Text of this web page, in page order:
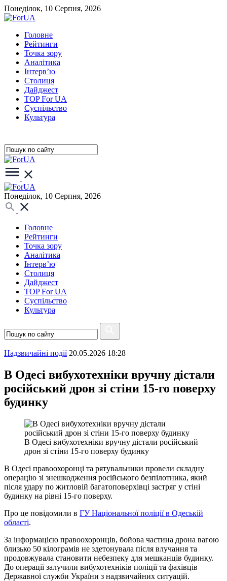
Понеділок, 10 Серпня, 2026
Головне
Рейтинги
Точка зору
Аналітика
Інтерв’ю
Столиця
Дайджест
TOP For UA
Суспiльство
Культура
Понеділок, 10 Серпня, 2026
Головне
Рейтинги
Точка зору
Аналітика
Інтерв’ю
Столиця
Дайджест
TOP For UA
Суспiльство
Культура
Надзвичайні події 20.05.2026 18:28
В Одесі вибухотехніки вручну дістали
російський дрон зі стіни 15-го поверху
будинку
В Одесі вибухотехніки вручну дістали російський
дрон зі стіни 15-го поверху будинку
В Одесі правоохоронці та рятувальники провели складну
операцію зі знешкодження російського безпілотника, який
після удару по житловій багатоповерхівці застряг у стіні
будинку на рівні 15-го поверху.
Про це повідомили в ГУ Національної поліції в Одеській
області.
За інформацією правоохоронців, бойова частина дрона вагою
близько 50 кілограмів не здетонувала після влучання та
продовжувала становити небезпеку для мешканців будинку.
До операції залучили вибухотехніків поліції та фахівців
Державної служби України з надзвичайних ситуацій.